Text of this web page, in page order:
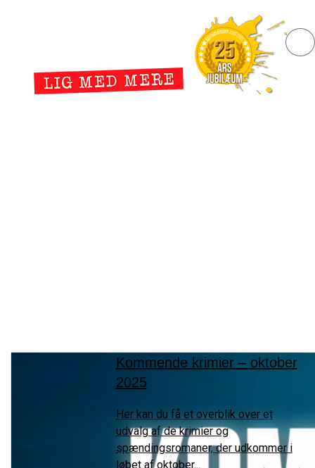
Kommende krimier – oktober
2025
Her kan du få et overblik over et
udvalg af de krimier og
spændingsromaner, der udkommer i
løbet af oktober...